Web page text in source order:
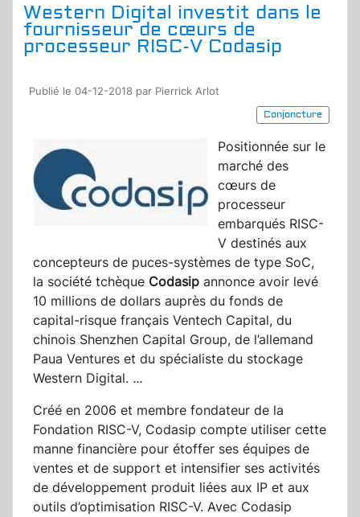
Western Digital investit dans le
fournisseur de cœurs de
processeur RISC-V Codasip
Publié le 04-12-2018 par Pierrick Arlot
Conjoncture
Positionnée sur le
marché des
cœurs de
processeur
embarqués RISC-
V destinés aux
concepteurs de puces-systèmes de type SoC,
la société tchèque Codasip annonce avoir levé
10 millions de dollars auprès du fonds de
capital-risque français Ventech Capital, du
chinois Shenzhen Capital Group, de l’allemand
Paua Ventures et du spécialiste du stockage
Western Digital. ...
Créé en 2006 et membre fondateur de la
Fondation RISC-V, Codasip compte utiliser cette
manne financière pour étoffer ses équipes de
ventes et de support et intensifier ses activités
de développement produit liées aux IP et aux
outils d’optimisation RISC-V. Avec Codasip